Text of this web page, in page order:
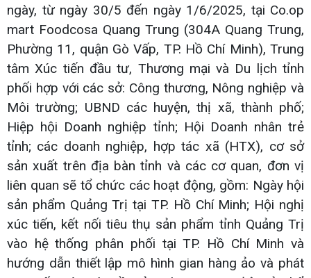
ngày, từ ngày 30/5 đến ngày 1/6/2025, tại Co.op
mart Foodcosa Quang Trung (304A Quang Trung,
Phường 11, quận Gò Vấp, TP. Hồ Chí Minh), Trung
tâm Xúc tiến đầu tư, Thương mại và Du lịch tỉnh
phối hợp với các sở: Công thương, Nông nghiệp và
Môi trường; UBND các huyện, thị xã, thành phố;
Hiệp hội Doanh nghiệp tỉnh; Hội Doanh nhân trẻ
tỉnh; các doanh nghiệp, hợp tác xã (HTX), cơ sở
sản xuất trên địa bàn tỉnh và các cơ quan, đơn vị
liên quan sẽ tổ chức các hoạt động, gồm: Ngày hội
sản phẩm Quảng Trị tại TP. Hồ Chí Minh; Hội nghị
xúc tiến, kết nối tiêu thụ sản phẩm tỉnh Quảng Trị
vào hệ thống phân phối tại TP. Hồ Chí Minh và
hướng dẫn thiết lập mô hình gian hàng ảo và phát